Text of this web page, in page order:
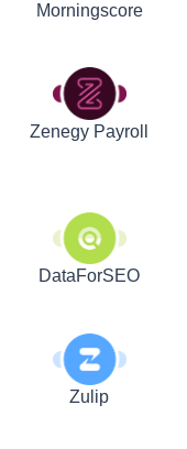
Morningscore
Zenegy Payroll
DataForSEO
Zulip